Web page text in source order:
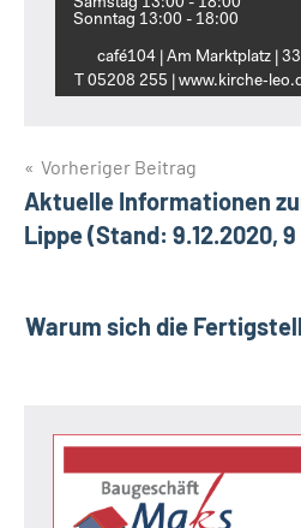
Sonntag 13:00 - 18:00
café104 | Am Marktplatz |
T 05208 255 |
Beitragsnavigation
Vorheriger Beitrag
Aktuelle Informationen
Lippe (Stand: 9.12.2020,
Warum sich die